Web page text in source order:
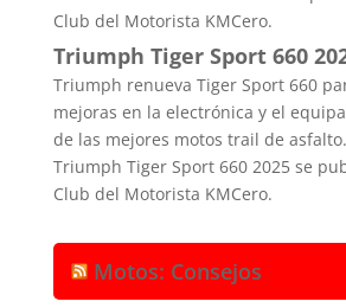
Club del Motorista KMCero.
Triumph Tiger Sport 660
Triumph renueva Tiger Sport 660
mejoras en la electrónica y el
de las mejores motos trail de
Triumph Tiger Sport 660 2025 se
Club del Motorista KMCero.
Motos: Consejos